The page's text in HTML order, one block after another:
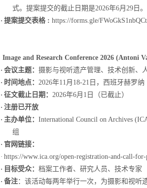
式。提案提交的截止日期是2026年6月 29日。
· 提案提交表格 : https://forms.gle/
Image and Research Conference 2026 (Antoni
· 会议主题： 摄影与视听遗产管理、技术创新、
· 时间地点： 2026年11月 18-21 日，西班牙赫罗纳
· 征文截止日期： 2026年6月 1 日（已截止）
· 注册已开放
· 主办单位： International Council on Archives
组
· 官网链接：
· https://www.ica.org/open-registration-and-call-for-
· 目标受众： 档案工作者、研究人员、技术专家
· 备注： 该活动每两年举行一次，为摄影和视听